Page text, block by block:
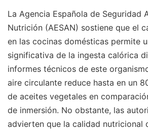
La Agencia Española de Seguridad
Nutrición (AESAN) sostiene que el
en las cocinas domésticas permite
significativa de la ingesta calórica
informes técnicos de este
aire circulante reduce hasta en un
de aceites vegetales en
de inmersión. No obstante, las
advierten que la calidad nutricional